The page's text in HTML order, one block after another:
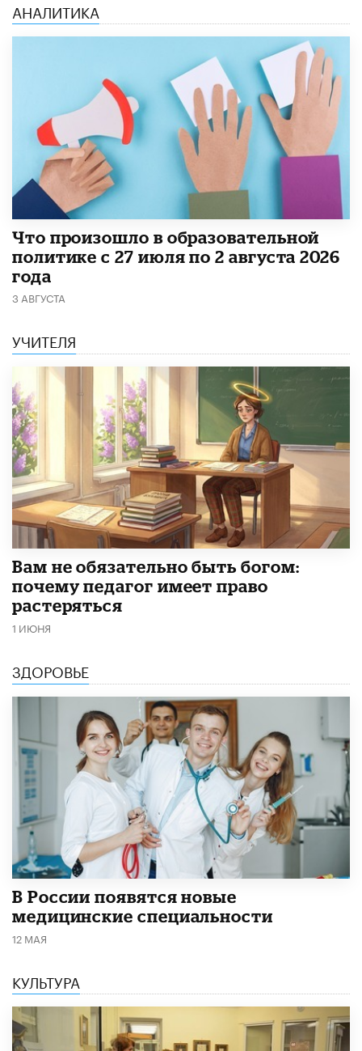
АНАЛИТИКА
​Что произошло в образовательной
политике с 27 июля по 2 августа 2026
года
3 АВГУСТА
УЧИТЕЛЯ
​Вам не обязательно быть богом:
почему педагог имеет право
растеряться
1 ИЮНЯ
ЗДОРОВЬЕ
В России появятся новые
медицинские специальности
12 МАЯ
КУЛЬТУРА